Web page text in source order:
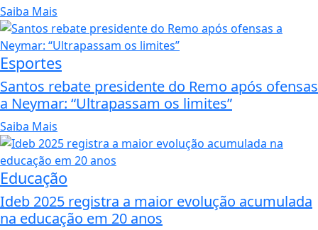
Saiba Mais
Esportes
Santos rebate presidente do Remo após ofensas
a Neymar: “Ultrapassam os limites”
Saiba Mais
Educação
Ideb 2025 registra a maior evolução acumulada
na educação em 20 anos